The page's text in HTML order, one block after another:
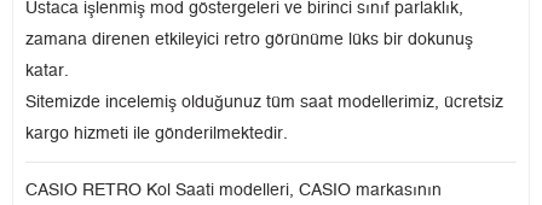
Ustaca işlenmiş mod göstergeleri ve birinci sınıf parlaklık,
zamana direnen etkileyici retro görünüme lüks bir dokunuş
katar.
Sitemizde incelemiş olduğunuz tüm saat modellerimiz, ücretsiz
kargo hizmeti ile gönderilmektedir.
CASIO RETRO Kol Saati modelleri, CASIO markasının